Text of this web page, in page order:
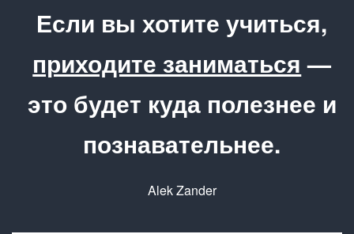
Если вы хотите учиться,
приходите заниматься —
это будет куда полезнее и
познавательнее.
Alek Zander